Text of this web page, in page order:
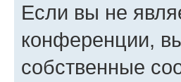
Если вы не
конференции,
собственные